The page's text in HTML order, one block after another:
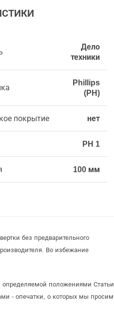
Дело
техники
Phillips
(PH)
покрытие нет
PH 1
100 мм
без предварительного
Во избежание
определяемой положениями Статьи
- опечатки, о которых мы просим